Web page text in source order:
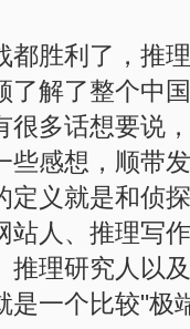
胜利了，推理
了解了整个中
很多话想要说
些感想，顺带
义就是和侦探
站人、推理写
推理研究人以
是一个比较"极